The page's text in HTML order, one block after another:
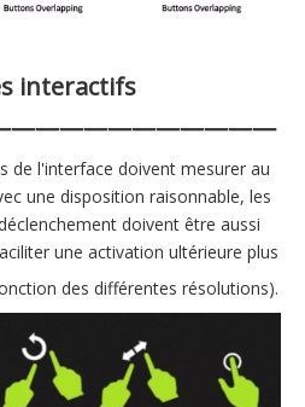
interactifs
de l'interface doivent mesurer au
une disposition raisonnable, les
doivent être aussi
une activation ultérieure plus
des différentes résolutions).